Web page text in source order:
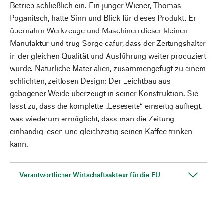
Betrieb schließlich ein. Ein junger Wiener, Thomas
Poganitsch, hatte Sinn und Blick für dieses Produkt. Er
übernahm Werkzeuge und Maschinen dieser kleinen
Manufaktur und trug Sorge dafür, dass der Zeitungshalter
in der gleichen Qualität und Ausführung weiter produziert
wurde. Natürliche Materialien, zusammengefügt zu einem
schlichten, zeitlosen Design: Der Leichtbau aus
gebogener Weide überzeugt in seiner Konstruktion. Sie
lässt zu, dass die komplette „Leseseite“ einseitig aufliegt,
was wiederum ermöglicht, dass man die Zeitung
einhändig lesen und gleichzeitig seinen Kaffee trinken
kann.
Verantwortlicher Wirtschaftsakteur für die EU